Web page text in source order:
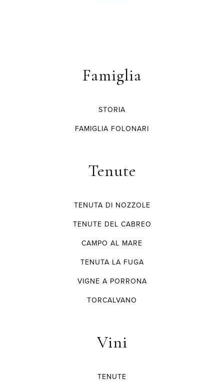
Famiglia
STORIA
FAMIGLIA FOLONARI
Tenute
TENUTA DI NOZZOLE
TENUTE DEL CABREO
CAMPO AL MARE
TENUTA LA FUGA
VIGNE A PORRONA
TORCALVANO
Vini
TENUTE